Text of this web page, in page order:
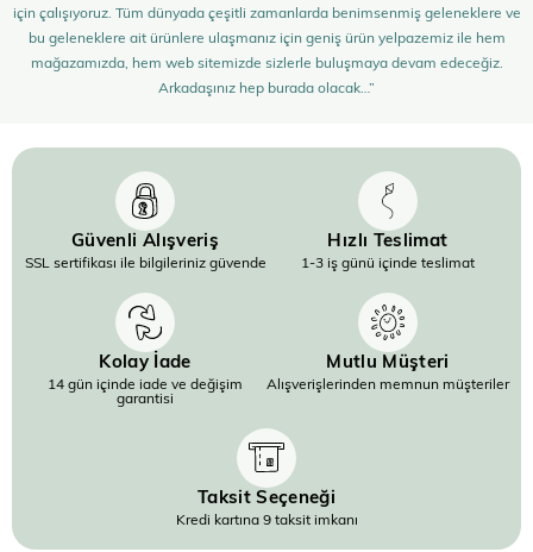
için çalışıyoruz. Tüm dünyada çeşitli zamanlarda benimsenmiş geleneklere ve
bu geleneklere ait ürünlere ulaşmanız için geniş ürün yelpazemiz ile hem
mağazamızda, hem web sitemizde sizlerle buluşmaya devam edeceğiz.
Arkadaşınız hep burada olacak…”
Güvenli Alışveriş
SSL sertifikası ile bilgileriniz güvende
Hızlı Teslimat
1-3 iş günü içinde teslimat
Kolay İade
14 gün içinde iade ve değişim
garantisi
Mutlu Müşteri
Alışverişlerinden memnun müşteriler
Taksit Seçeneği
Kredi kartına 9 taksit imkanı